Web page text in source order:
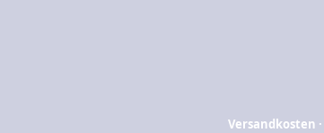
Versandkosten ·